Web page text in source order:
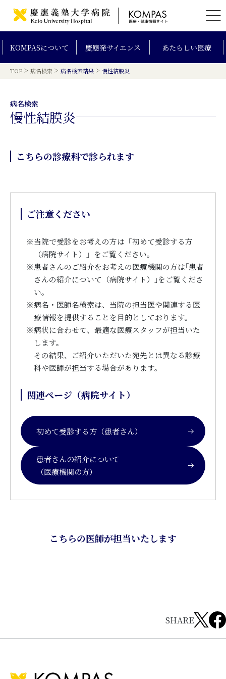
KOMPASについて 慶應発サイエンス あたらしい医療
TOP > 病名検索 > 病名検索結果 > 慢性結膜炎
病名検索
慢性結膜炎
こちらの診療科で診られます
ご注意ください
※当院で受診をお考えの方は「初めて受診する方
（病院サイト）」をご覧ください。
※患者さんのご紹介をお考えの医療機関の方は｢患者
さんの紹介について（病院サイト）｣をご覧くださ
い。
※病名・医師名検索は、当院の担当医や関連する医
療情報を提供することを目的としております。
※病状に合わせて、最適な医療スタッフが担当いた
します。
その結果、ご紹介いただいた宛先とは異なる診療
科や医師が担当する場合があります。
関連ページ（病院サイト）
初めて受診する方（患者さん）
患者さんの紹介について
（医療機関の方）
こちらの医師が担当いたします
SHARE